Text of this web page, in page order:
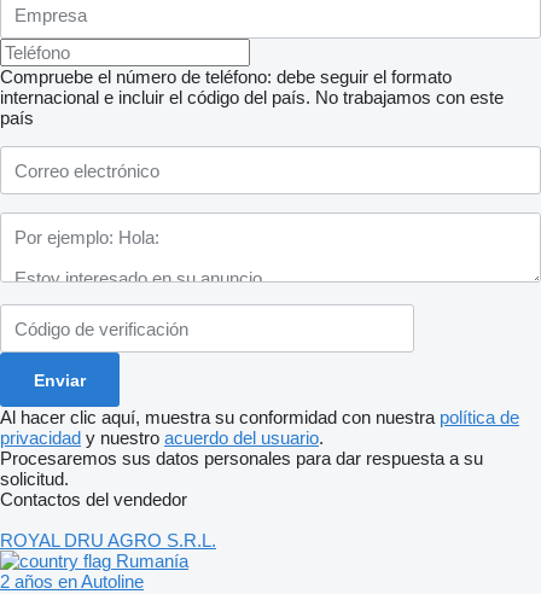
Compruebe el número de teléfono: debe seguir el formato
internacional e incluir el código del país. No trabajamos con este
país
Al hacer clic aquí, muestra su conformidad con nuestra política de
privacidad y nuestro acuerdo del usuario.
Procesaremos sus datos personales para dar respuesta a su
solicitud.
Contactos del vendedor
ROYAL DRU AGRO S.R.L.
Rumanía
2 años en Autoline